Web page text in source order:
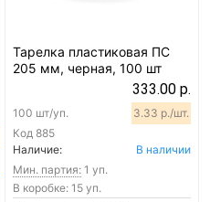
Тарелка пластиковая ПС
205 мм, черная, 100 шт
333.00 р.
Код 885
100 шт/уп. 3.33 р./шт.
Наличие:
В наличии
Мин. партия: 1 уп.
В коробке: 15 уп.